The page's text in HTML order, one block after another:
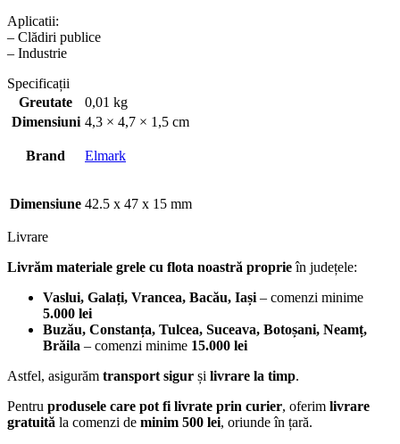
Aplicatii:
– Clădiri publice
– Industrie
Specificații
Greutate
0,01 kg
Dimensiuni 4,3 × 4,7 × 1,5 cm
Brand Elmark
Dimensiune 42.5 x 47 x 15 mm
Livrare
Livrăm materiale grele cu flota noastră proprieîn județele:
Vaslui, Galați, Vrancea, Bacău, Iași– comenzi minime
5.000 lei
Buzău, Constanța, Tulcea, Suceava, Botoșani, Neamț,
Brăila – comenzi minime 15.000 lei
Astfel, asigurăm transport sigur și livrare la timp.
Pentru produsele care pot fi livrate prin curier, oferim livrare
gratuită la comenzi de minim 500 lei, oriunde în țară.